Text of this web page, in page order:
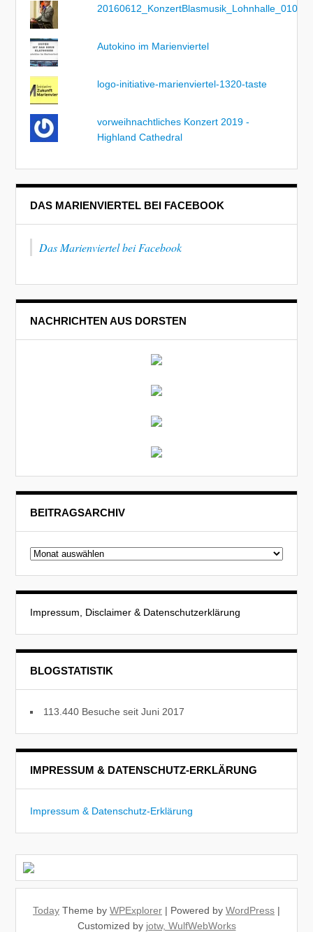
20160612_KonzertBlasmusik_Lohnhalle_010
Autokino im Marienviertel
logo-initiative-marienviertel-1320-taste
vorweihnachtliches Konzert 2019 -
Highland Cathedral
DAS MARIENVIERTEL BEI FACEBOOK
Das Marienviertel bei Facebook
NACHRICHTEN AUS DORSTEN
BEITRAGSARCHIV
Beitragsarchiv
Impressum, Disclaimer & Datenschutzerklärung
BLOGSTATISTIK
113.440 Besuche seit Juni 2017
IMPRESSUM & DATENSCHUTZ-ERKLÄRUNG
Impressum & Datenschutz-Erklärung
Today Theme by WPExplorer | Powered by WordPress |
Customized by jotw, WulfWebWorks